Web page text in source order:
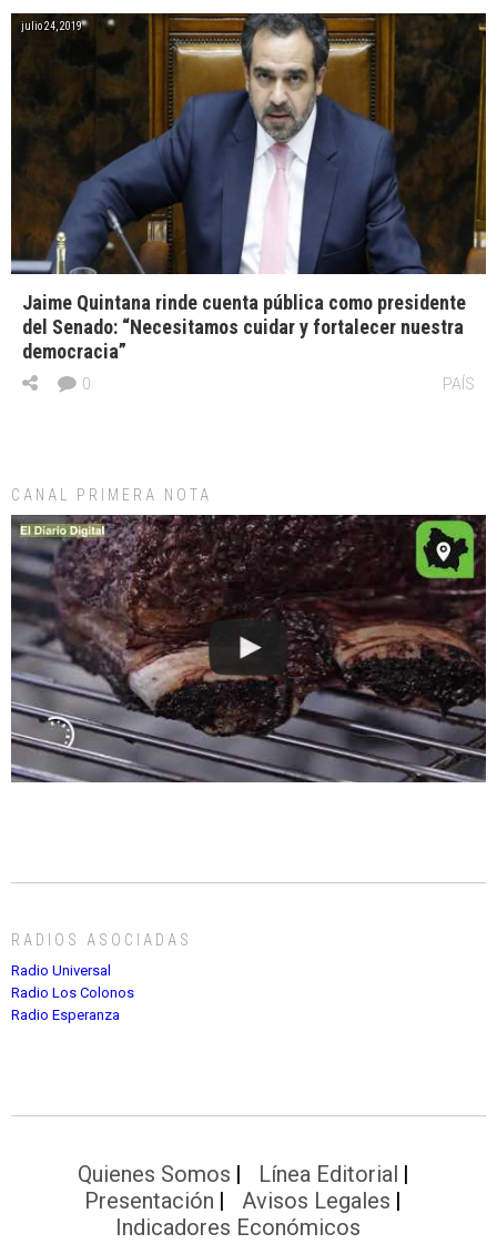
julio 24, 2019
Jaime Quintana rinde cuenta pública como presidente
del Senado: “Necesitamos cuidar y fortalecer nuestra
democracia”
PAÍS
0
CANAL PRIMERA NOTA
RADIOS ASOCIADAS
Radio Universal
Radio Los Colonos
Radio Esperanza
Quienes Somos
Línea Editorial
Presentación
Avisos Legales
Indicadores Económicos